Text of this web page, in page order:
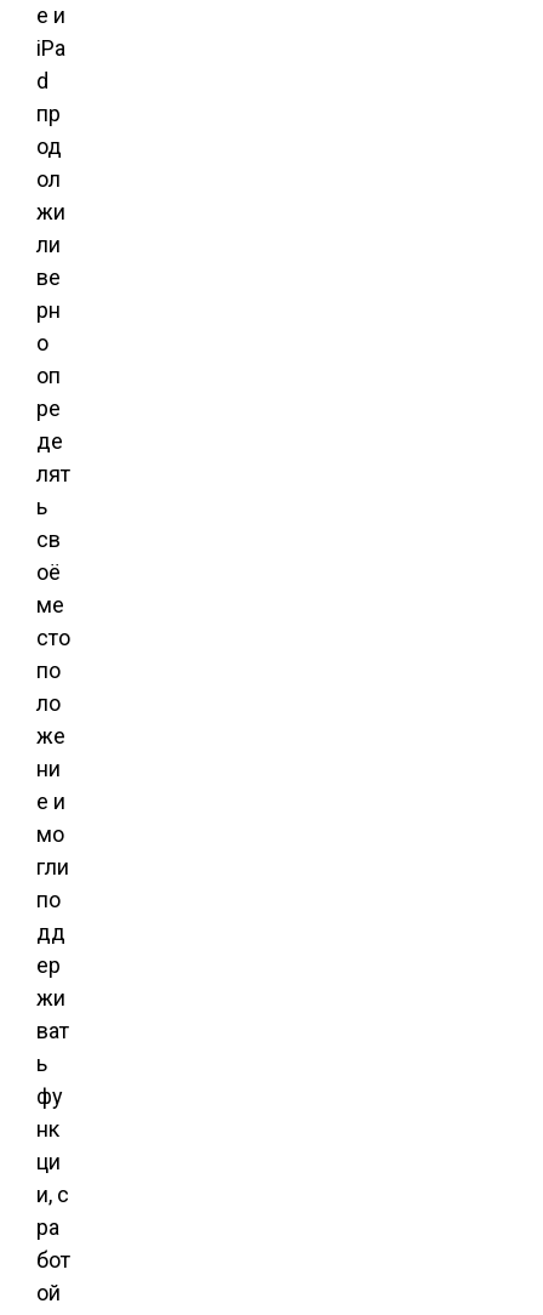
e и
iPa
d
пр
од
ол
жи
ли
ве
рн
о
оп
ре
де
лят
ь
св
оё
ме
сто
по
ло
же
ни
е и
мо
гли
по
дд
ер
жи
ват
ь
фу
нк
ци
и, с
ра
бот
ой